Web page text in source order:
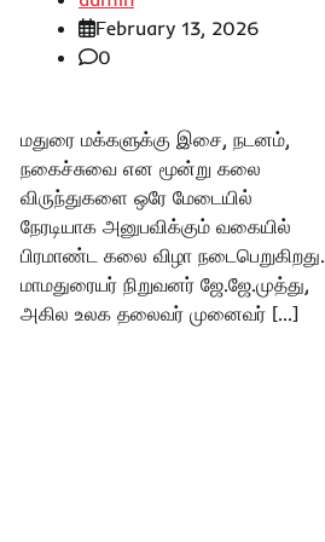
February 13, 2026
0
மதுரை மக்களுக்கு இசை, நடனம்,
நகைச்சுவை என மூன்று கலை
விருந்துகளை ஒரே மேடையில்
நேரடியாக அனுபவிக்கும் வகையில்
பிரமாண்ட கலை விழா நடைபெறுகிறது.
மாமதுரையர் நிறுவனர் ஜே.ஜே.முத்து,
அகில உலக தலைவர் முனைவர் […]